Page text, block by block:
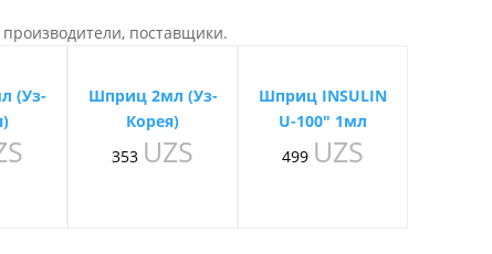
поставщики.
(Уз-
Шприц 2мл (Уз-
Корея)
353 UZS
Шприц INSULIN
U-100″ 1мл
499 UZS